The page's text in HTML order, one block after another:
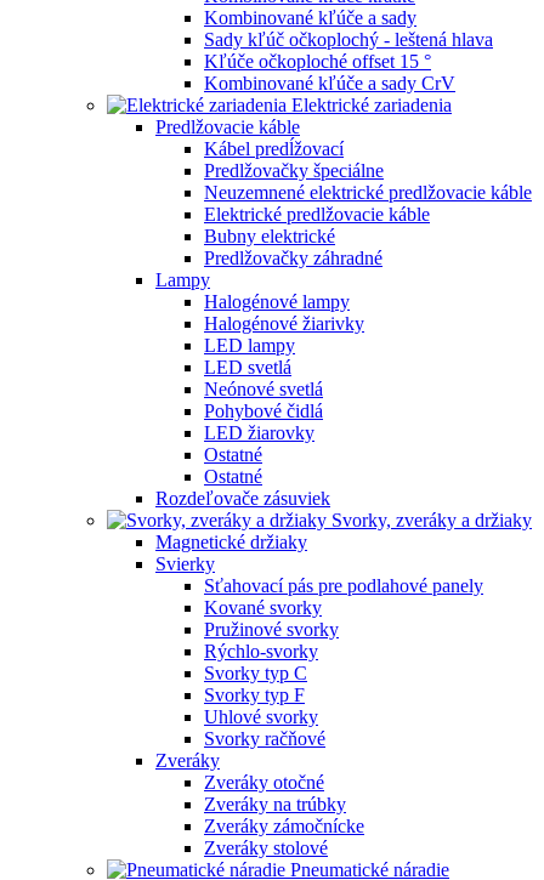
Kombinované kľúče a sady
Sady kľúč očkoplochý - leštená hlava
Kľúče očkoploché offset 15 °
Kombinované kľúče a sady CrV
Elektrické zariadenia
Predlžovacie káble
Kábel predĺžovací
Predlžovačky špeciálne
Neuzemnené elektrické predlžovacie káble
Elektrické predlžovacie káble
Bubny elektrické
Predlžovačky záhradné
Lampy
Halogénové lampy
Halogénové žiarivky
LED lampy
LED svetlá
Neónové svetlá
Pohybové čidlá
LED žiarovky
Ostatné
Ostatné
Rozdeľovače zásuviek
Svorky, zveráky a držiaky
Magnetické držiaky
Svierky
Sťahovací pás pre podlahové panely
Kované svorky
Pružinové svorky
Rýchlo-svorky
Svorky typ C
Svorky typ F
Uhlové svorky
Svorky račňové
Zveráky
Zveráky otočné
Zveráky na trúbky
Zveráky zámočnícke
Zveráky stolové
Pneumatické náradie